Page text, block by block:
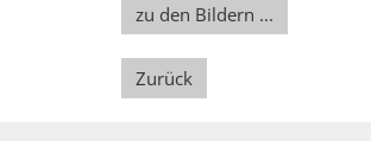
zu den Bildern ...
Zurück